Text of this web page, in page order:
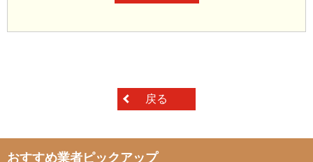
戻る
おすすめ業者ピックアップ